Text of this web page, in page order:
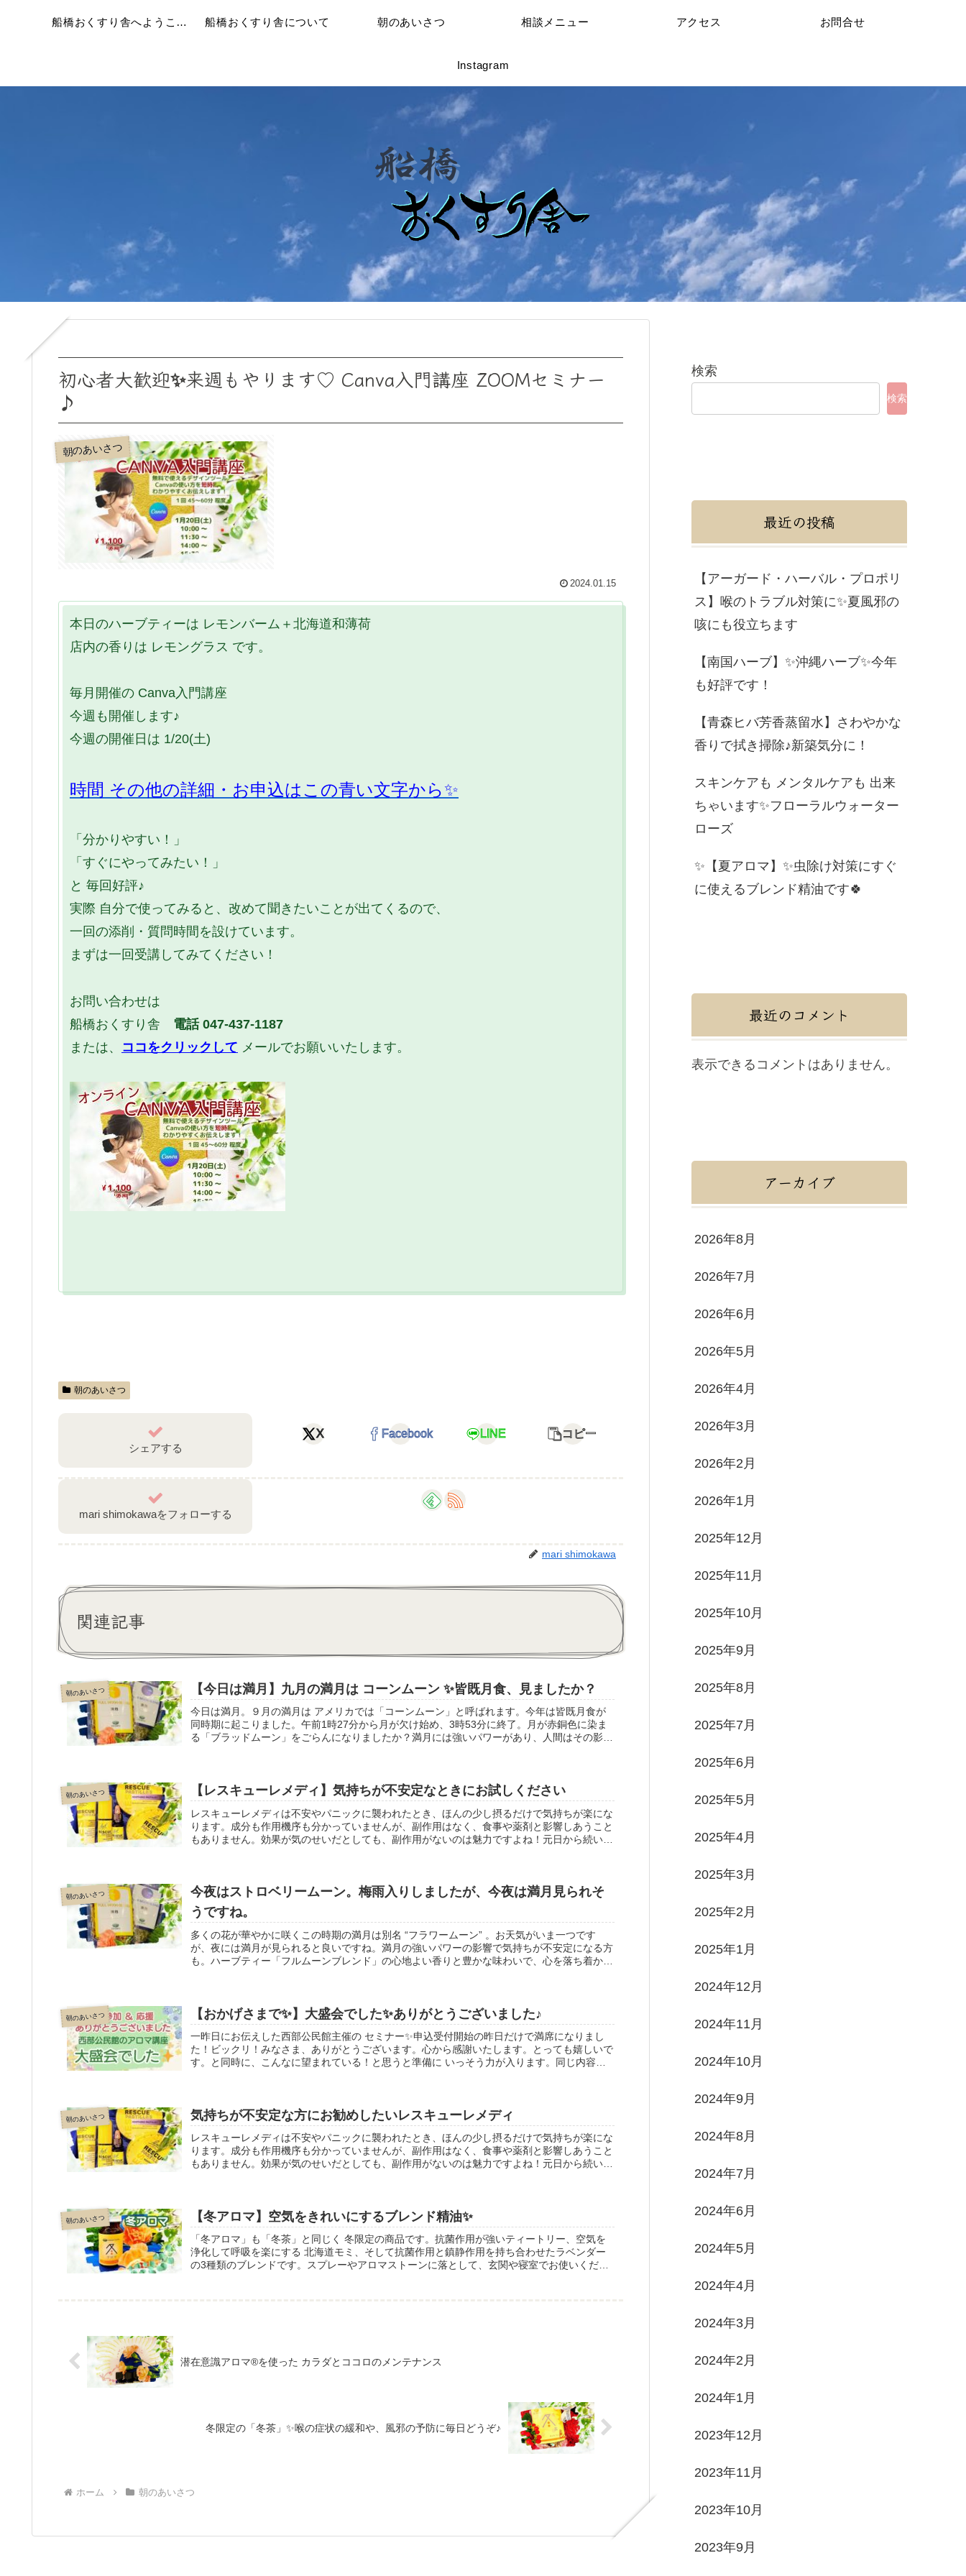
船橋おくすり舎へようこそ！ 船橋おくすり舎について 朝のあいさつ 相談メニュー アクセス お問合せ
Instagram
初心者大歓迎✨来週もやります♡ Canva入門講座 ZOOMセミナー
♪
朝のあいさつ
2024.01.15
本日のハーブティーは レモンバーム＋北海道和薄荷
店内の香りは レモングラス です。
毎月開催の Canva入門講座
今週も開催します♪
今週の開催日は 1/20(土)
時間 その他の詳細・お申込はこの青い文字から✨
「分かりやすい！」
「すぐにやってみたい！」
と 毎回好評♪
実際 自分で使ってみると、改めて聞きたいことが出てくるので、
一回の添削・質問時間を設けています。
まずは一回受講してみてください！
お問い合わせは
船橋おくすり舎 電話 047-437-1187
または、 ココをクリックして メールでお願いいたします。
朝のあいさつ
シェアする
X Facebook LINE コピー
mari shimokawaをフォローする
mari shimokawa
関連記事
朝のあいさつ 【今日は満月】九月の満月は コーンムーン ✨皆既月食、見ましたか？
今日は満月。９月の満月は アメリカでは「コーンムーン」と呼ばれます。今年は皆既月食が
同時期に起こりました。午前1時27分から月が欠け始め、3時53分に終了。月が赤銅色に染ま
る「ブラッドムーン」をごらんになりましたか？満月には強いパワーがあり、人間はその影響
朝のあいさつ 【レスキューレメディ】気持ちが不安定なときにお試しください
レスキューレメディは不安やパニックに襲われたとき、ほんの少し摂るだけで気持ちが楽にな
ります。成分も作用機序も分かっていませんが、副作用はなく、食事や薬剤と影響しあうこと
もありません。効果が気のせいだとしても、副作用がないのは魅力ですよね！元日から続いた
朝のあいさつ
今夜はストロベリームーン。梅雨入りしましたが、今夜は満月見られそ
うですね。
多くの花が華やかに咲くこの時期の満月は別名 “フラワームーン” 。お天気がいま一つです
が、夜には満月が見られると良いですね。満月の強いパワーの影響で気持ちが不安定になる方
も。ハーブティー「フルムーンブレンド」の心地よい香りと豊かな味わいで、心を落ち着かせ
朝のあいさつ 【おかげさまで✨】大盛会でした✨ありがとうございました♪
一昨日にお伝えした西部公民館主催の セミナー✨申込受付開始の昨日だけで満席になりまし
た！ビックリ！みなさま、ありがとうございます。心から感謝いたします。とっても嬉しいで
す。と同時に、こんなに望まれている！と思うと準備に いっそう力が入ります。同じ内容の
朝のあいさつ 気持ちが不安定な方にお勧めしたいレスキューレメディ
レスキューレメディは不安やパニックに襲われたとき、ほんの少し摂るだけで気持ちが楽にな
ります。成分も作用機序も分かっていませんが、副作用はなく、食事や薬剤と影響しあうこと
もありません。効果が気のせいだとしても、副作用がないのは魅力ですよね！元日から続いた
朝のあいさつ 【冬アロマ】空気をきれいにするブレンド精油✨
「冬アロマ」も「冬茶」と同じく 冬限定の商品です。抗菌作用が強いティートリー、空気を
浄化して呼吸を楽にする 北海道モミ、そして抗菌作用と鎮静作用を持ち合わせたラベンダー
の3種類のブレンドです。スプレーやアロマストーンに落として、玄関や寝室でお使いくださ
潜在意識アロマ®を使った カラダとココロのメンテナンス
冬限定の「冬茶」✨喉の症状の緩和や、風邪の予防に毎日どうぞ♪
ホーム 朝のあいさつ
検索
検索
最近の投稿
【アーガード・ハーバル・プロポリ
ス】喉のトラブル対策に✨夏風邪の
咳にも役立ちます
【南国ハーブ】✨沖縄ハーブ✨今年
も好評です！
【青森ヒバ芳香蒸留水】さわやかな
香りで拭き掃除♪新築気分に！
スキンケアも メンタルケアも 出来
ちゃいます✨フローラルウォーター
ローズ
✨【夏アロマ】✨虫除け対策にすぐ
に使えるブレンド精油です🍀
最近のコメント
表示できるコメントはありません。
アーカイブ
2026年8月
2026年7月
2026年6月
2026年5月
2026年4月
2026年3月
2026年2月
2026年1月
2025年12月
2025年11月
2025年10月
2025年9月
2025年8月
2025年7月
2025年6月
2025年5月
2025年4月
2025年3月
2025年2月
2025年1月
2024年12月
2024年11月
2024年10月
2024年9月
2024年8月
2024年7月
2024年6月
2024年5月
2024年4月
2024年3月
2024年2月
2024年1月
2023年12月
2023年11月
2023年10月
2023年9月